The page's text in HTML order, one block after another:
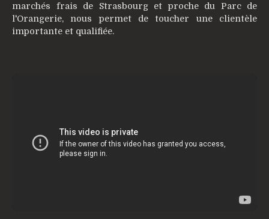
marchés frais de Strasbourg et proche du Parc de
l'Orangerie, nous permet de toucher une clientèle
importante et qualifiée.